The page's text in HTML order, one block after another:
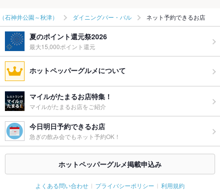
石神井公園～秋津） ダイニングバー・バル ネット予約できるお店
夏のポイント還元祭2026
最大15,000ポイント還元
ホットペッパーグルメについて
マイルがたまるお店特集！
マイルがたまるお店をご紹介
今日明日予約できるお店
急ぎの飲み会でもネット予約OK！
ホットペッパーグルメ掲載申込み
よくある問い合わせ プライバシーポリシー 利用規約